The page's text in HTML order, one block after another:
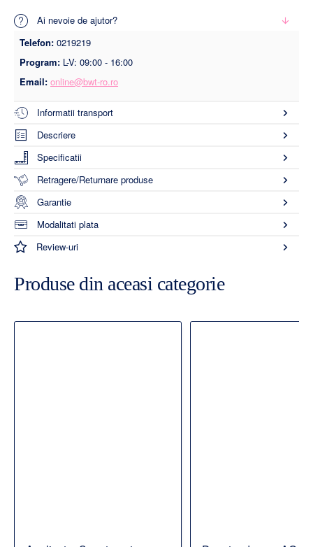
Ai nevoie de ajutor?
Telefon: 0219219
Program: L-V: 09:00 - 16:00
Email: online@bwt-ro.ro
Informatii transport
Descriere
Specificatii
Retragere/Returnare produse
Garantie
Modalitati plata
Review-uri
Produse din aceasi categorie